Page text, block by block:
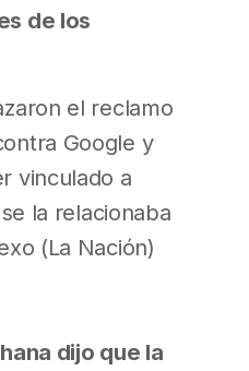
de los
el reclamo
Google y
vinculado a
la relacionaba
(La Nación)
dijo que la